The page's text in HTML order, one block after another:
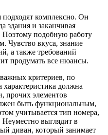
подходят комплексно. Он
здания и заканчивая
подобную работу
Чувство вкуса, знание
а также требований
продумать все нюансы.
критериев, по
характеристика должна
прочих элементов
быть функциональным,
учитывается тип номера,
Неуместно выглядит в
диван, который занимает